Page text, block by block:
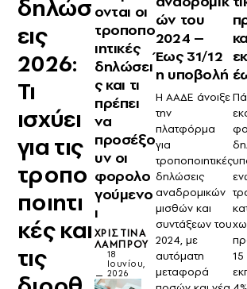
δηλώσ
εις
2026:
Τι
ισχύει
για τις
τροπο
ποιητι
κές και
τις
ονται οι
τροποπο
ιητικές
δηλώσει
ς και τι
πρέπει
να
προσέξο
υν οι
φορολο
γούμενο
ι
ΧΡΙΣΤΊΝΑ
ΛΆΜΠΡΟΥ
18
Ιουνίου,
2026
ών του
2024 –
Έως 31/12
η υποβολή
Η ΑΑΔΕ άνοιξε
την
πλατφόρμα
για
τροποποιητικές
δηλώσεις
αναδρομικών
μισθών και
συντάξεων του
2024, με
αυτόματη
μεταφορά
15